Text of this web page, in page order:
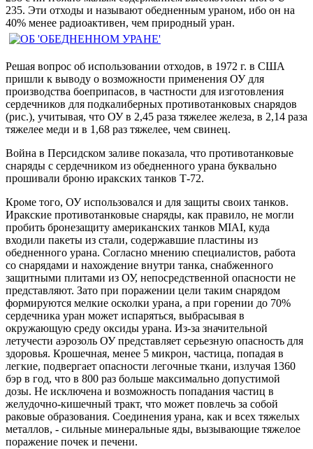
235. Эти отходы и называют обедненным ураном, ибо он на
40% менее радиоактивен, чем природный уран.
Решая вопрос об использовании отходов, в 1972 г. в США
пришли к выводу о возможности применения ОУ для
производства боеприпасов, в частности для изготовления
сердечников для подкалиберных противотанковых снарядов
(рис.), учитывая, что ОУ в 2,45 раза тяжелее железа, в 2,14 раза
тяжелее меди и в 1,68 раз тяжелее, чем свинец.
Война в Персидском заливе показала, что противотанковые
снаряды с сердечником из обедненного урана буквально
прошивали броню иракских танков Т-72.
Кроме того, ОУ использовался и для защиты своих танков.
Иракские противотанковые снаряды, как правило, не могли
пробить бронезащиту американских танков MIAI, куда
входили пакеты из стали, содержавшие пластины из
обедненного урана. Согласно мнению специалистов, работа
со снарядами и нахождение внутри танка, снабженного
защитными плитами из ОУ, непосредственной опасности не
представляют. Зато при поражении цели таким снарядом
формируются мелкие осколки урана, а при горении до 70%
сердечника уран может испаряться, выбрасывая в
окружающую среду оксиды урана. Из-за значительной
летучести аэрозоль ОУ представляет серьезную опасность для
здоровья. Крошечная, менее 5 микрон, частица, попадая в
легкие, подвергает опасности легочные ткани, излучая 1360
бэр в год, что в 800 раз больше максимально допустимой
дозы. Не исключена и возможность попадания частиц в
желудочно-кишечный тракт, что может повлечь за собой
раковые образования. Соединения урана, как и всех тяжелых
металлов, - сильные минеральные яды, вызывающие тяжелое
поражение почек и печени.